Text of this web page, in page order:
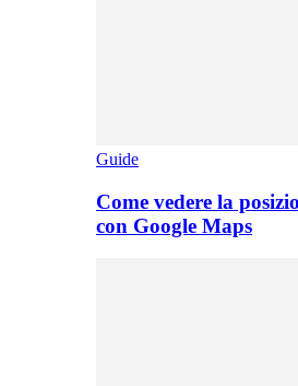
Guide
Come vedere la
con Google Maps